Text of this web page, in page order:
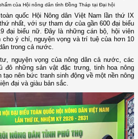
của Hội nông dân tỉnh Đồng Tháp tại Đại hội
quốc Hội Nông dân Việt Nam lần thứ IX
nhất, với sự tham dự của gần 600 đại biểu
đại biểu nữ. Đây là những cán bộ, hội viên
cho ý chí, nguyện vọng và trí tuệ của hơn 10
trong cả nước.
nguyện vọng của nông dân cả nước, các
đô những sản vật đặc trưng, tinh hoa nông
tạo nên bức tranh sinh động về một nền nông
đại và giàu bản sắc.